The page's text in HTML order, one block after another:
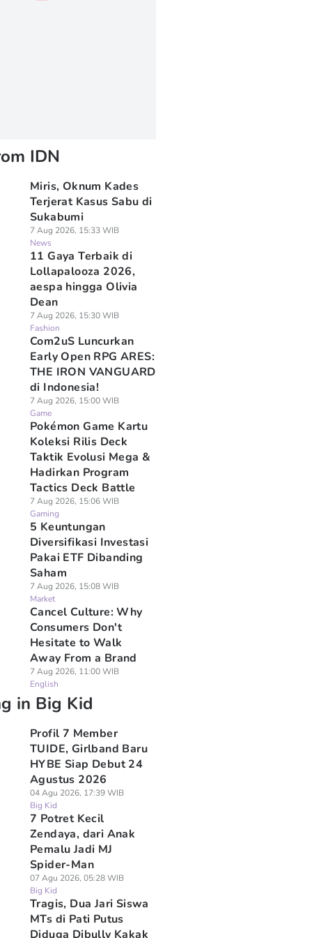
IDN
Miris, Oknum Kades
Terjerat Kasus Sabu di
Sukabumi
7 Aug 2026, 15:33 WIB
News
11 Gaya Terbaik di
Lollapalooza 2026,
aespa hingga Olivia
Dean
7 Aug 2026, 15:30 WIB
Fashion
Com2uS Luncurkan
Early Open RPG ARES:
THE IRON VANGUARD
di Indonesia!
7 Aug 2026, 15:00 WIB
Game
Pokémon Game Kartu
Koleksi Rilis Deck
Taktik Evolusi Mega &
Hadirkan Program
Tactics Deck Battle
7 Aug 2026, 15:06 WIB
Gaming
5 Keuntungan
Diversifikasi Investasi
Pakai ETF Dibanding
Saham
7 Aug 2026, 15:08 WIB
Market
Cancel Culture: Why
Consumers Don't
Hesitate to Walk
Away From a Brand
7 Aug 2026, 11:00 WIB
English
in Big Kid
Profil 7 Member
TUIDE, Girlband Baru
HYBE Siap Debut 24
Agustus 2026
04 Agu 2026, 17:39 WIB
Big Kid
7 Potret Kecil
Zendaya, dari Anak
Pemalu Jadi MJ
Spider-Man
07 Agu 2026, 05:28 WIB
Big Kid
Tragis, Dua Jari Siswa
MTs di Pati Putus
Diduga Dibully Kakak